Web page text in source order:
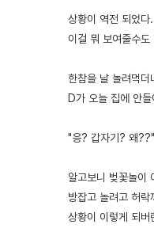
상황이 역전 되었
이걸 뭐 보여줄수도
한참을 날 놀려먹더
D가 오늘 집에 안
"응? 갑자기? 왜??"
알고보니 벚꽃놀이
방잡고 놀려고 허락
상황이 이렇게 되버